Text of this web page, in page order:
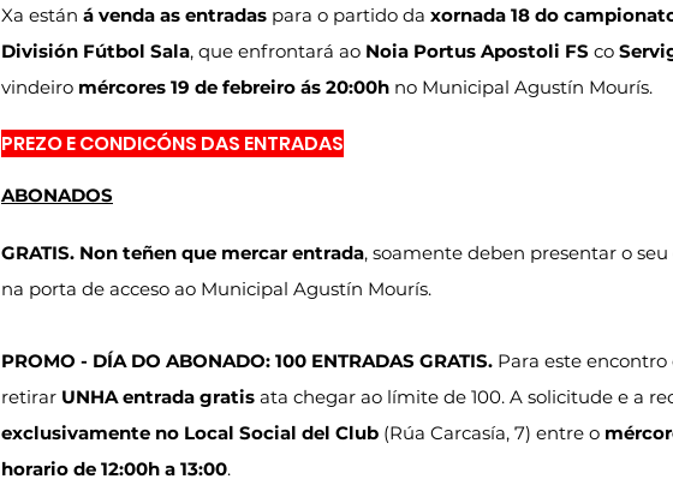
Xa están á venda as entradas para o partido da xornada 18 do
División Fútbol Sala, que enfrontará ao Noia Portus Apostoli FS co
vindeiro mércores 19 de febreiro ás 20:00h no Municipal Agustín Mourís.
PREZO E CONDICÓNS DAS ENTRADAS
ABONADOS
GRATIS. Non teñen que mercar entrada, soamente deben presentar o seu
na porta de acceso ao Municipal Agustín Mourís.
PROMO - DÍA DO ABONADO: 100 ENTRADAS GRATIS. Para este
retirar UNHA entrada gratis ata chegar ao límite de 100. A solicitude e a
exclusivamente no Local Social del Club (Rúa Carcasía, 7) entre o
horario de 12:00h a 13:00.